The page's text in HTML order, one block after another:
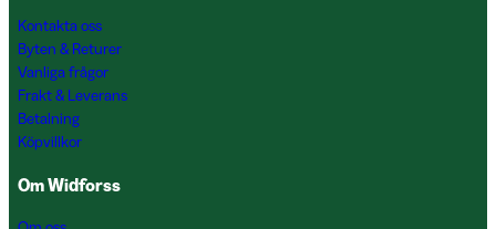
Kontakta oss
Byten & Returer
Vanliga frågor
Frakt & Leverans
Betalning
Köpvillkor
Om Widforss